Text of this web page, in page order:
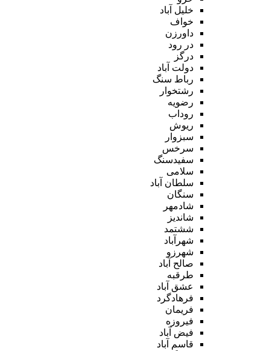
خلیل آباد
خواف
داورزن
در رود
درگز
دولت آباد
رباط سنگ
رشتخوار
رضویه
روداب
ریوش
سبزوار
سرخس
سفیدسنگ
سلامی
سلطان آباد
سنگان
شادمهر
شاندیز
ششتمد
شهرآباد
شهرزو
صالح آباد
طرقبه
عشق آباد
فرهادگرد
فریمان
فیروزه
فیض آباد
قاسم آباد